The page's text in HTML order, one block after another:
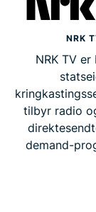
NRK
NRK TV er
tilbyr radio
demand-